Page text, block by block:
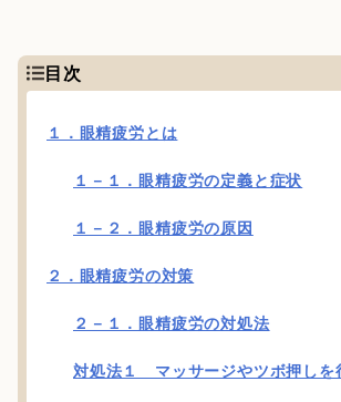
目次
１．眼精疲労とは
１－１．眼精疲労の定義と症状
１－２．眼精疲労の原因
２．眼精疲労の対策
２－１．眼精疲労の対処法
対処法１ マッサージやツボ押しを